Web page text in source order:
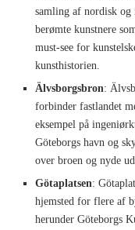
samling af nordisk
berømte kunstnere
must-see for
kunsthistorien.
Älvsborgsbron:
forbinder fastlandet
eksempel på
Göteborgs havn og
over broen og nyde
Götaplatsen:
hjemsted for flere af
herunder Göteborgs